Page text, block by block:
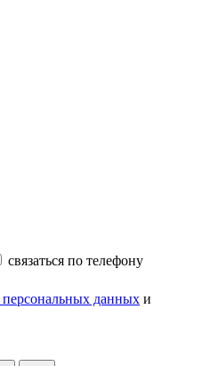
связаться по телефону
персональных данных и